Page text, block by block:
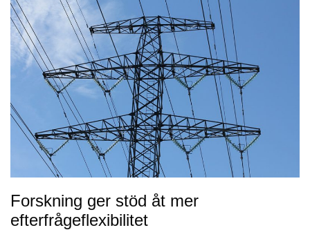
Forskning ger stöd åt mer
efterfrågeflexibilitet